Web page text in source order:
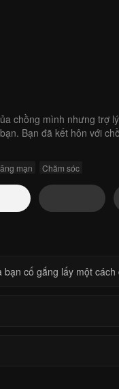
chồng mình nhưng trợ
Bạn đã kết hôn với
mạn Chăm sóc
cố gắng lấy một cách